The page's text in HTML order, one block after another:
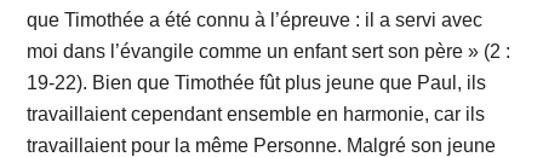
que Timothée a été connu à l’épreuve : il a servi avec
moi dans l’évangile comme un enfant sert son père » (2 :
19-22). Bien que Timothée fût plus jeune que Paul, ils
travaillaient cependant ensemble en harmonie, car ils
travaillaient pour la même Personne. Malgré son jeune